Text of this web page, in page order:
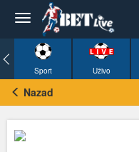
Sport Uživo
Nazad